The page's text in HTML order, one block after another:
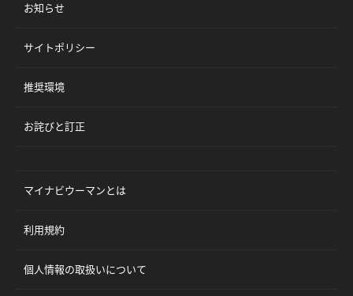
お知らせ
サイトポリシー
推奨環境
お詫びと訂正
マイナビウーマンとは
利用規約
個人情報の取扱いについて